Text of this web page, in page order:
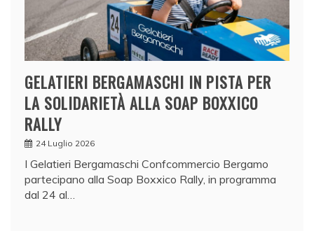
GELATIERI BERGAMASCHI IN PISTA PER
LA SOLIDARIETÀ ALLA SOAP BOXXICO
RALLY
24 Luglio 2026
I Gelatieri Bergamaschi Confcommercio Bergamo
partecipano alla Soap Boxxico Rally, in programma
dal 24 al…